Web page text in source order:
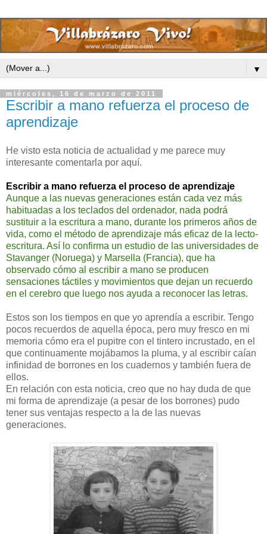
▼
miércoles, 16 de marzo de 2011
Escribir a mano refuerza el proceso de
aprendizaje
He visto esta noticia de actualidad y me parece muy
interesante comentarla por aquí.
Escribir a mano refuerza el proceso de aprendizaje
Aunque a las nuevas generaciones están cada vez más
habituadas a los teclados del ordenador, nada podrá
sustituir a la escritura a mano, durante los primeros años de
vida, como el método de aprendizaje más eficaz de la lecto-
escritura. Así lo confirma un estudio de las universidades de
Stavanger (Noruega) y Marsella (Francia), que ha
observado cómo al escribir a mano se producen
sensaciones táctiles y movimientos que dejan un recuerdo
en el cerebro que luego nos ayuda a reconocer las letras.
Estos son los tiempos en que yo aprendía a escribir. Tengo
pocos recuerdos de aquella época, pero muy fresco en mi
memoria cómo era el pupitre con el tintero incrustado, en el
que continuamente mojábamos la pluma, y al escribir caían
infinidad de borrones en los cuadernos y también fuera de
ellos.
En relación con esta noticia, creo que no hay duda de que
mi forma de aprendizaje (a pesar de los borrones) pudo
tener sus ventajas respecto a la de las nuevas
generaciones.